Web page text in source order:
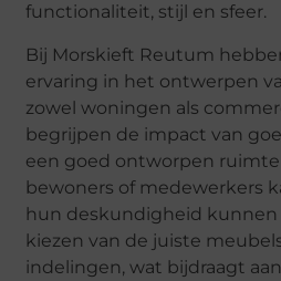
functionaliteit, stijl en sfeer.
Bij Morskieft Reutum
ervaring in het ontwerpen
zowel woningen als
begrijpen de impact van
een goed ontworpen
bewoners of medewerkers
hun deskundigheid kunnen
kiezen van de juiste
indelingen, wat bijdraagt